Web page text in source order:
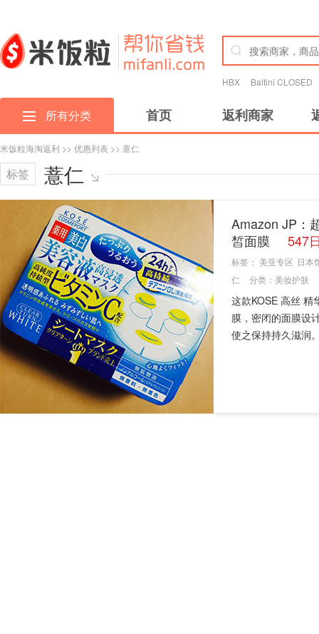
HBX Baltini CLOSED
所有分类 首页 返利商家
米饭粒海淘返利 >> 优惠列表 >> 薏仁
标签 薏仁
Amazon JP：
皙面膜
547
标签： 美亚专区 日本
仁
分类： 美妆护肤
这款KOSE 高丝 精
膜，密闭的面膜设
使之保持持久滋润